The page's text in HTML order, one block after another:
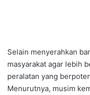
Selain menyerahkan
masyarakat agar lebih
peralatan yang
Menurutnya, musim